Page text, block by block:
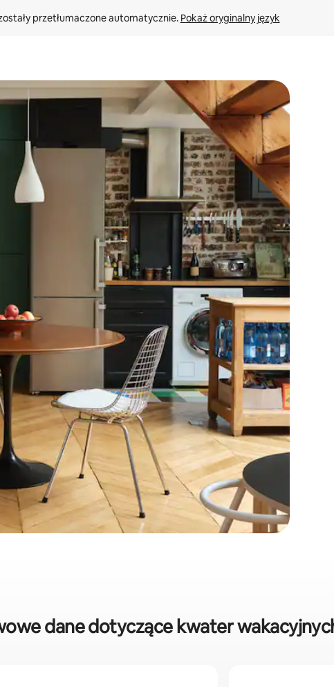
przetłumaczone automatycznie. Pokaż oryginalny język
klawiszy strzałek w górę i w dół lub przeglądać je za pomocą gestów
dane dotyczące kwater